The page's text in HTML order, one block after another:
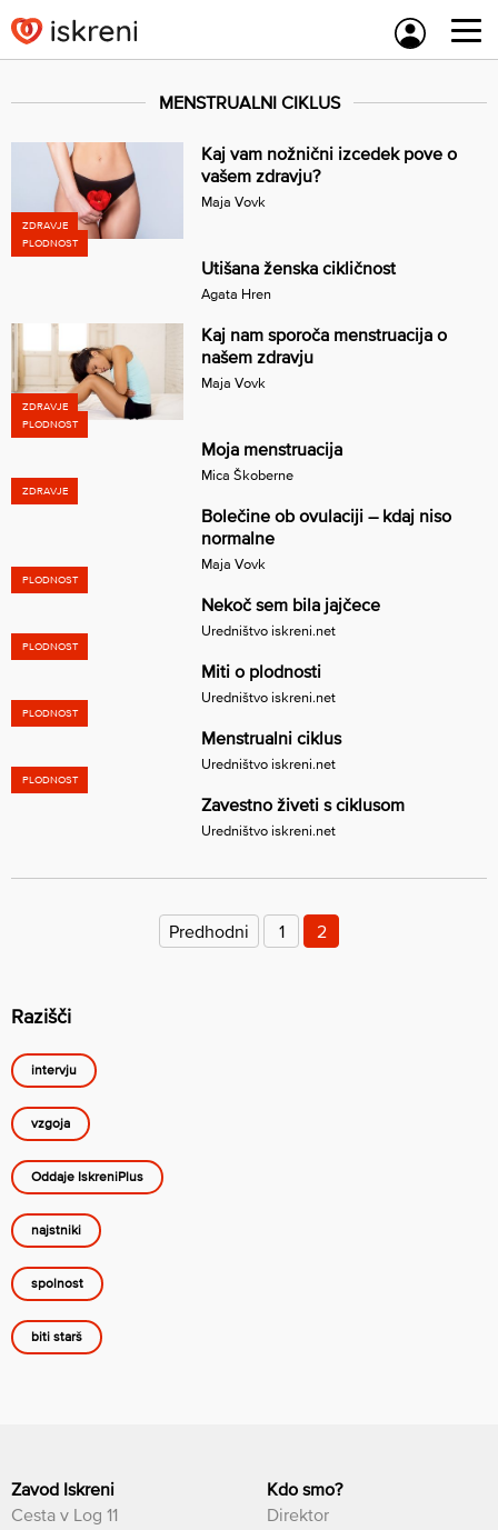
to
content
MENSTRUALNI CIKLUS
ZDRAVJE
Kaj vam nožnični izcedek pove o
vašem zdravju?
Maja Vovk
PLODNOST
Utišana ženska cikličnost
Agata Hren
ZDRAVJE
Kaj nam sporoča menstruacija o
našem zdravju
Maja Vovk
PLODNOST
Moja menstruacija
Mica Škoberne
ZDRAVJE
Bolečine ob ovulaciji – kdaj niso
normalne
Maja Vovk
PLODNOST
Nekoč sem bila jajčece
Uredništvo iskreni.net
PLODNOST
Miti o plodnosti
Uredništvo iskreni.net
PLODNOST
Menstrualni ciklus
Uredništvo iskreni.net
PLODNOST
Zavestno živeti s ciklusom
Uredništvo iskreni.net
Predhodni 1 2
Razišči
intervju
vzgoja
Oddaje IskreniPlus
najstniki
spolnost
biti starš
Zavod Iskreni
Cesta v Log 11
Kdo smo?
Direktor